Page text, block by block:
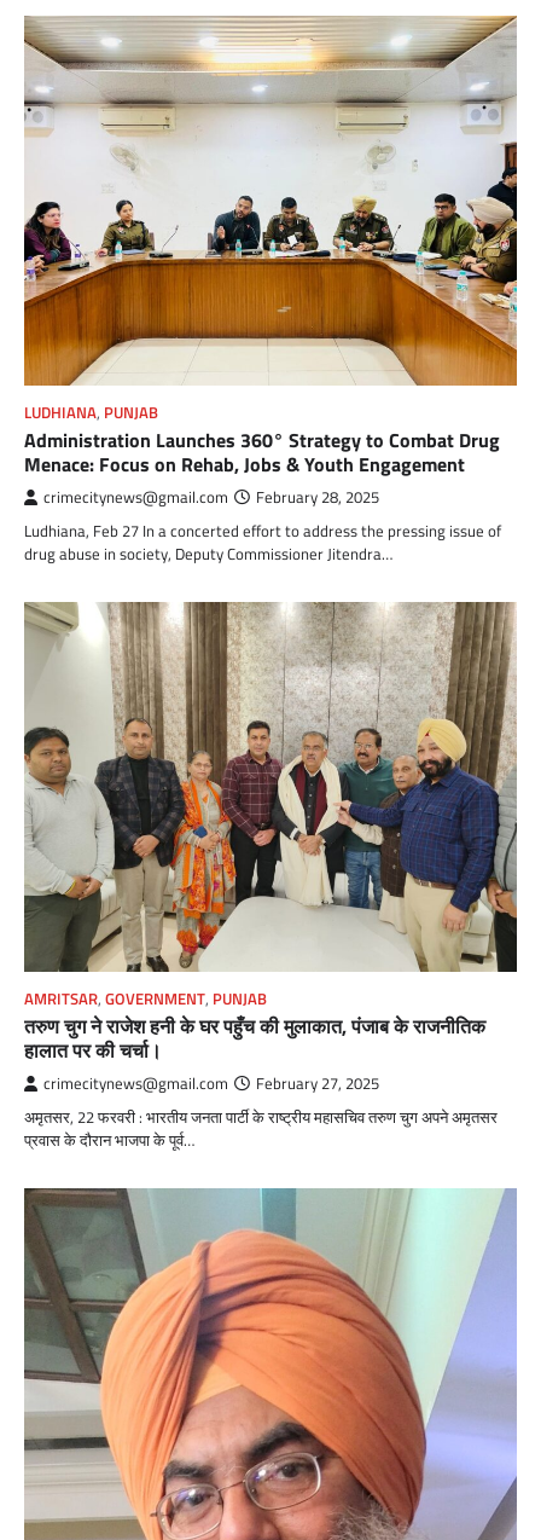
LUDHIANA, PUNJAB
Administration Launches 360° Strategy to Combat Drug
Menace: Focus on Rehab, Jobs & Youth Engagement
crimecitynews@gmail.com February 28, 2025
Ludhiana, Feb 27 In a concerted effort to address the pressing issue of
drug abuse in society, Deputy Commissioner Jitendra…
AMRITSAR, GOVERNMENT, PUNJAB
तरुण चुग ने राजेश हनी के घर पहुँच की मुलाकात, पंजाब के राजनीतिक
हालात पर की चर्चा।
crimecitynews@gmail.com February 27, 2025
अमृतसर, 22 फरवरी : भारतीय जनता पार्टी के राष्ट्रीय महासचिव तरुण चुग अपने अमृतसर
प्रवास के दौरान भाजपा के पूर्व…